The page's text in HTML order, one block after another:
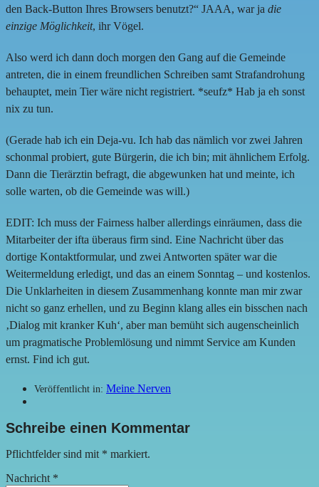
den Back-Button Ihres Browsers benutzt?“ JAAA, war ja die
einzige Möglichkeit, ihr Vögel.
Also werd ich dann doch morgen den Gang auf die Gemeinde
antreten, die in einem freundlichen Schreiben samt Strafandrohung
behauptet, mein Tier wäre nicht registriert. *seufz* Hab ja eh sonst
nix zu tun.
(Gerade hab ich ein Deja-vu. Ich hab das nämlich vor zwei Jahren
schonmal probiert, gute Bürgerin, die ich bin; mit ähnlichem Erfolg.
Dann die Tierärztin befragt, die abgewunken hat und meinte, ich
solle warten, ob die Gemeinde was will.)
EDIT: Ich muss der Fairness halber allerdings einräumen, dass die
Mitarbeiter der ifta überaus firm sind. Eine Nachricht über das
dortige Kontaktformular, und zwei Antworten später war die
Weitermeldung erledigt, und das an einem Sonntag – und kostenlos.
Die Unklarheiten in diesem Zusammenhang konnte man mir zwar
nicht so ganz erhellen, und zu Beginn klang alles ein bisschen nach
‚Dialog mit kranker Kuh‘, aber man bemüht sich augenscheinlich
um pragmatische Problemlösung und nimmt Service am Kunden
ernst. Find ich gut.
Veröffentlicht in: Meine Nerven
Schreibe einen Kommentar
Pflichtfelder sind mit * markiert.
Nachricht *